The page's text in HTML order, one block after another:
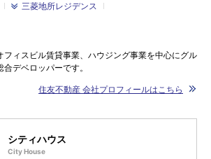
三菱地所レジデンス
フィスビル賃貸事業、ハウジング事業を中心にグル
デベロッパーです。
住友不動産 会社プロフィールはこちら
シティハウス